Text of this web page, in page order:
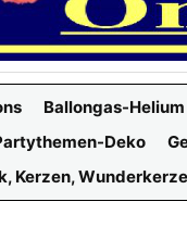
Ballongas-Helium
Deko
Kerzen,